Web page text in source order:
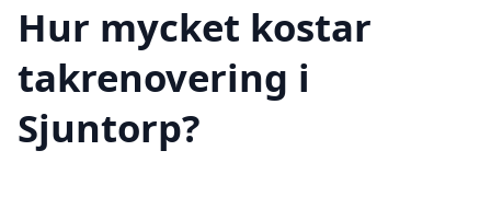
Hur mycket kostar
takrenovering i
Sjuntorp?